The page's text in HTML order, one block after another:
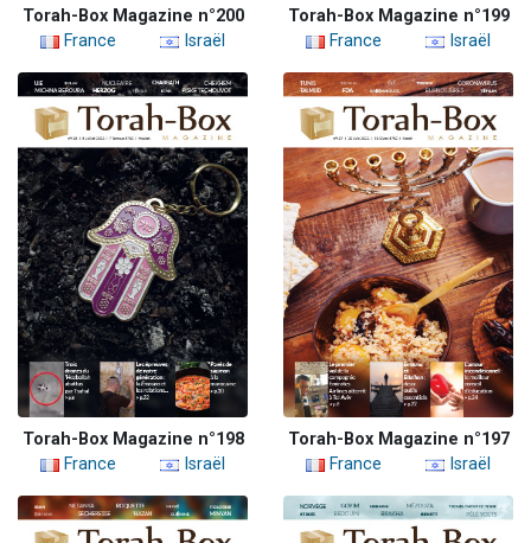
Torah-Box Magazine n°200
France
Israël
Torah-Box Magazine n°199
France
Israël
Torah-Box Magazine n°198
France
Israël
Torah-Box Magazine n°197
France
Israël